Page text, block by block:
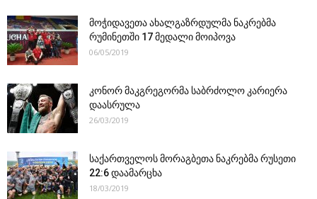
მოჭიდავეთა ახალგაზრდულმა ნაკრებმა
რუმინეთში 17 მედალი მოიპოვა
06/05/2019
კონორ მაკგრეგორმა საბრძოლო კარიერა
დაასრულა
26/03/2019
საქართველოს მორაგბეთა ნაკრებმა რუსეთი
22:6 დაამარცხა
18/03/2019